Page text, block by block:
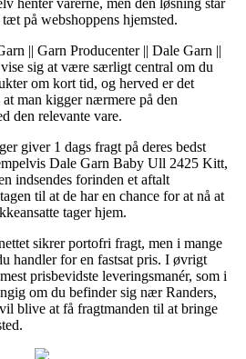
på webshoppens hjemsted.
|| Garn Producenter || Dale Garn ||
sig at være særligt central om du
om kort tid, og herved er det
man kigger nærmere på den
den relevante vare.
giver 1 dags fragt på deres bedst
Dale Garn Baby Ull 2425 Kitt,
indsendes forinden et aftalt
til at de har en chance for at nå at
tager hjem.
sikrer portofri fragt, men i mange
handler for en fastsat pris. I øvrigt
prisbevidste leveringsmanér, som i
om du befinder sig nær Randers,
blive at få fragtmanden til at bringe